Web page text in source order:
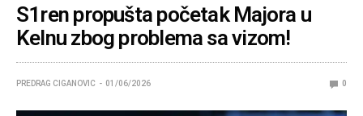
S1ren propušta početak Majora u
Kelnu zbog problema sa vizom!
PREDRAG CIGANOVIC 01/06/2026 0